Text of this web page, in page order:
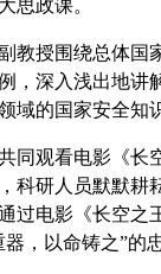
思政课。
教授围绕总体国
，深入浅出地讲
域的国家安全知
同观看电影《长
科研人员默默耕
过电影《长空之
，以命铸之”的